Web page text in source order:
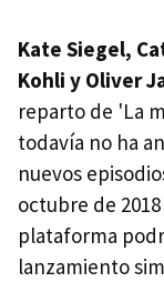
Kate Siegel,
Kohli y Oliver
reparto de 'La
todavía no ha
nuevos
octubre de
plataforma
lanzamiento